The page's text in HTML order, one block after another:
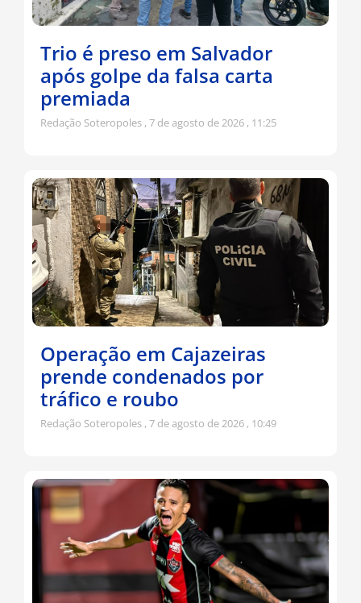
Trio é preso em Salvador
após golpe da falsa carta
premiada
Redação Soteropoles 7 de agosto de 2026 11:25
Operação em Cajazeiras
prende condenados por
tráfico e roubo
Redação Soteropoles 7 de agosto de 2026 10:49